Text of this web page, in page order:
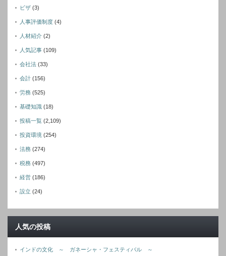
ビザ (3)
人事評価制度 (4)
人材紹介 (2)
人気記事 (109)
会社法 (33)
会計 (156)
労務 (525)
基礎知識 (18)
投稿一覧 (2,109)
投資環境 (254)
法務 (274)
税務 (497)
経営 (186)
設立 (24)
人気の投稿
インドの文化 ～ ガネーシャ・フェスティバル ～